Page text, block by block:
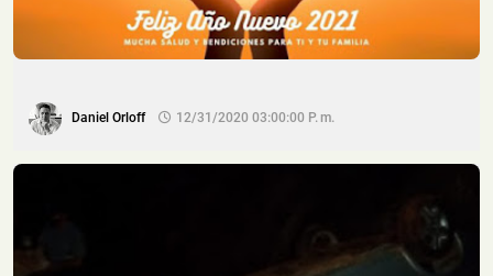
Daniel Orloff 12/31/2020 03:00:00 P. M.